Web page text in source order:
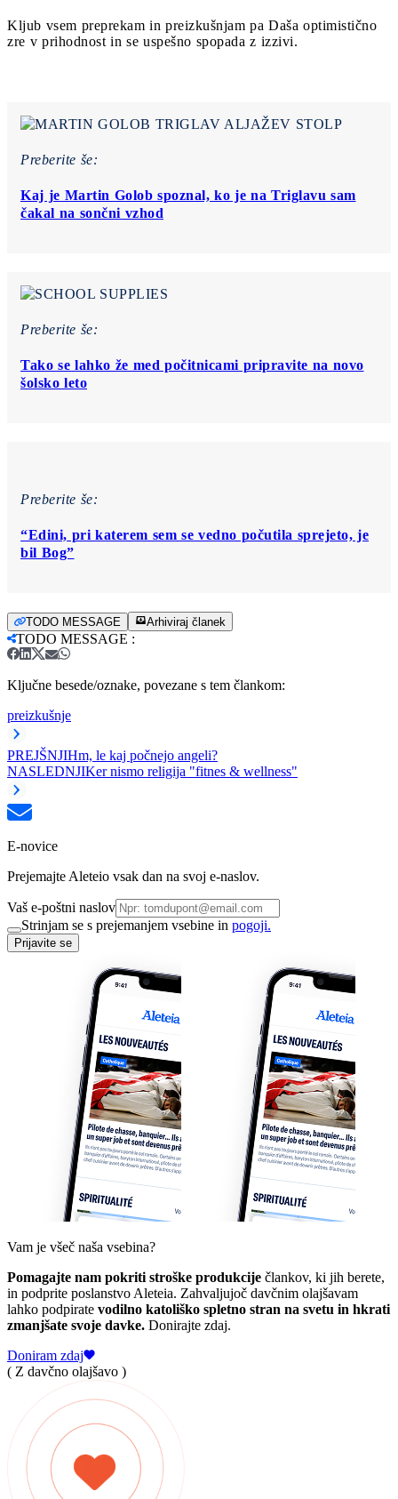
Kljub vsem preprekam in preizkušnjam pa Daša optimistično
zre v prihodnost in se uspešno spopada z izzivi.
Preberite še:
Kaj je Martin Golob spoznal, ko je na Triglavu sam
čakal na sončni vzhod
Preberite še:
Tako se lahko že med počitnicami pripravite na novo
šolsko leto
Preberite še:
“Edini, pri katerem sem se vedno počutila sprejeto, je
bil Bog”
TODO MESSAGE Arhiviraj članek
TODO MESSAGE :
Ključne besede/oznake, povezane s tem člankom:
preizkušnje
PREJŠNJIHm, le kaj počnejo angeli?
NASLEDNJIKer nismo religija "fitnes & wellness"
E-novice
Prejemajte Aleteio vsak dan na svoj e-naslov.
Vaš e-poštni naslov
Strinjam se s prejemanjem vsebine in pogoji.
Prijavite se
Vam je všeč naša vsebina?
Pomagajte nam pokriti stroške produkcije člankov, ki jih berete,
in podprite poslanstvo Aleteia. Zahvaljujoč davčnim olajšavam
lahko podpirate vodilno katoliško spletno stran na svetu in hkrati
zmanjšate svoje davke. Donirajte zdaj.
Doniram zdaj
( Z davčno olajšavo )